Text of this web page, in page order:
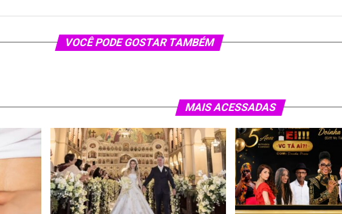
VOCÊ PODE GOSTAR TAMBÉM
MAIS ACESSADAS